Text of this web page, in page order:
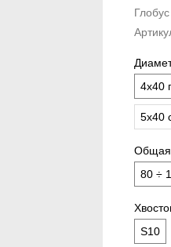
Глобус
4x40
5x40
Общая
80 ÷
S10